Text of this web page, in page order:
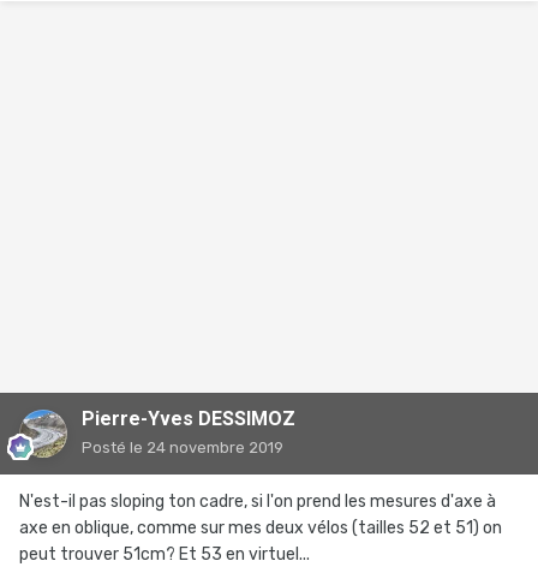
Pierre-Yves DESSIMOZ
Posté le 24 novembre 2019
N'est-il pas sloping ton cadre, si l'on prend les mesures d'axe à
axe en oblique, comme sur mes deux vélos (tailles 52 et 51) on
peut trouver 51cm? Et 53 en virtuel...